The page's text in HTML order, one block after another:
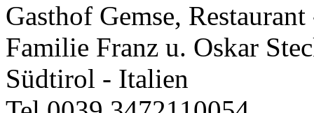
Gasthof Gemse,
Familie Franz u. Oskar
Südtirol - Italien